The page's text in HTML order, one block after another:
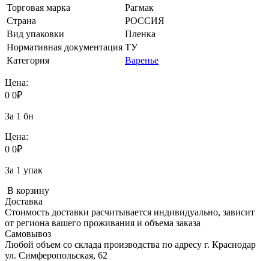
Торговая марка
Рагмак
Страна
РОССИЯ
Вид упаковки
Пленка
Нормативная документация ТУ
Категория
Варенье
Цена:
0 0₽
За 1 бн
Цена:
0 0₽
За 1 упак
В корзину
Доставка
Стоимость доставки расчитывается индивидуально, зависит
от региона вашего проживания и объема заказа
Самовывоз
Любой объем со склада производства по адресу г. Краснодар
ул. Симферопольская, 62